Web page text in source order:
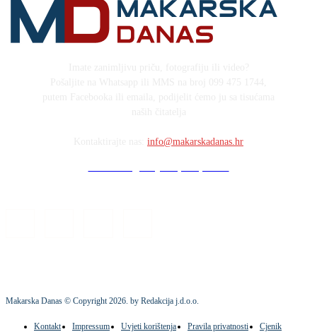
info@makarskadanas.hr
Makarska Danas © Copyright2026. by Redakcija j.d.o.o.
Kontakt Impressum Uvjeti korištenja Pravila privatnosti
Cjenik